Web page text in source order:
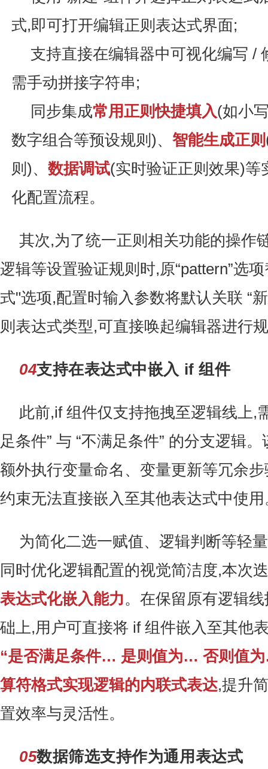
式,即可打开编辑正则表达式界面;
支持直接在编辑器中可视化编写 /
需手动拼接字符串;
同步集成常用正则快捷填入(如小
数字组合等预设规则)、智能生成正则
则)、数据调试(实时验证正则效果)等
化配置流程。
其次,为了统一正则相关功能的操作
逻辑等设置验证规则时,原“pattern”选
式"选项,配置时输入参数将默认关联 “
则表达式类型,可直接唤起编辑器进行
04支持在表达式中嵌入 if 组件
此前,if 组件仅支持拖拽至逻辑线上,
足条件” 与 “不满足条件” 的分支逻辑
额外执行变量命名、变量更新等冗余
约束无法直接嵌入至其他表达式中使用
为简化二选一赋值、逻辑判断等轻
同时优化逻辑配置的视觉简洁度,本次
表达式化嵌入能力。在保留原有逻辑
础上,用户可直接将 if 组件嵌入至其他
“是否满足条件… 是则值为… 否则值
算符格式实现逻辑的内联式表达,提升
置效率与灵活性。
05数据筛选支持作为通用表达式